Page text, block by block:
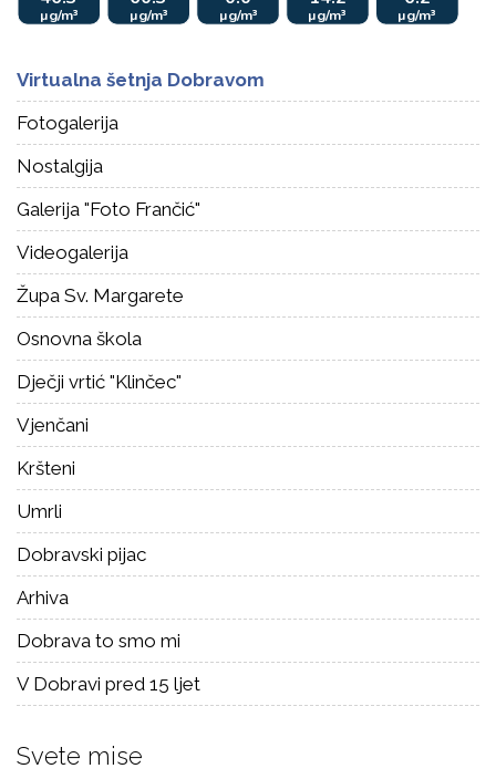
Virtualna šetnja Dobravom
Fotogalerija
Nostalgija
Galerija "Foto Frančić"
Videogalerija
Župa Sv. Margarete
Osnovna škola
Dječji vrtić "Klinčec"
Vjenčani
Kršteni
Umrli
Dobravski pijac
Arhiva
Dobrava to smo mi
V Dobravi pred 15 ljet
Svete mise